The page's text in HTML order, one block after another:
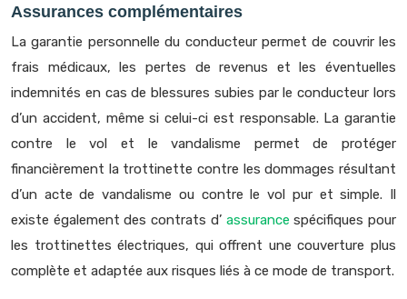
Assurances complémentaires
La garantie personnelle du conducteur permet de couvrir les
frais médicaux, les pertes de revenus et les éventuelles
indemnités en cas de blessures subies par le conducteur lors
d’un accident, même si celui-ci est responsable. La garantie
contre le vol et le vandalisme permet de protéger
financièrement la trottinette contre les dommages résultant
d’un acte de vandalisme ou contre le vol pur et simple. Il
existe également des contrats d’ assurancespécifiques pour
les trottinettes électriques, qui offrent une couverture plus
complète et adaptée aux risques liés à ce mode de transport.